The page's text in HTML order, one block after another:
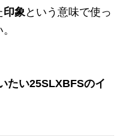
印象 という意味で使っ
たい25SLXBFSのイ